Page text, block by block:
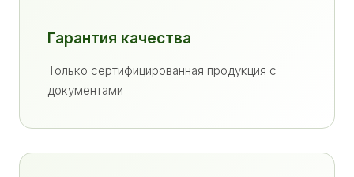
Гарантия качества
Только сертифицированная продукция с
документами